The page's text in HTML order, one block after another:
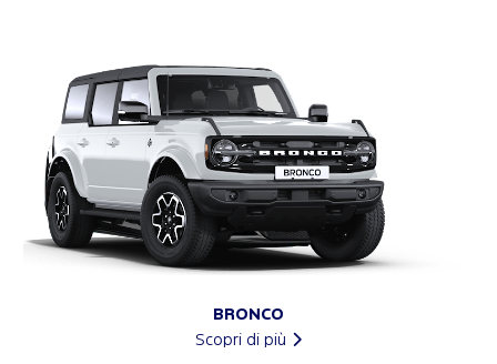
BRONCO
Scopri di più